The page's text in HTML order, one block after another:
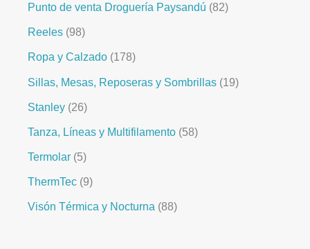
Punto de venta Droguería Paysandú 82
Reeles 98
Ropa y Calzado 178
Sillas, Mesas, Reposeras y Sombrillas 19
Stanley 26
Tanza, Líneas y Multifilamento 58
Termolar 5
ThermTec 9
Visón Térmica y Nocturna 88